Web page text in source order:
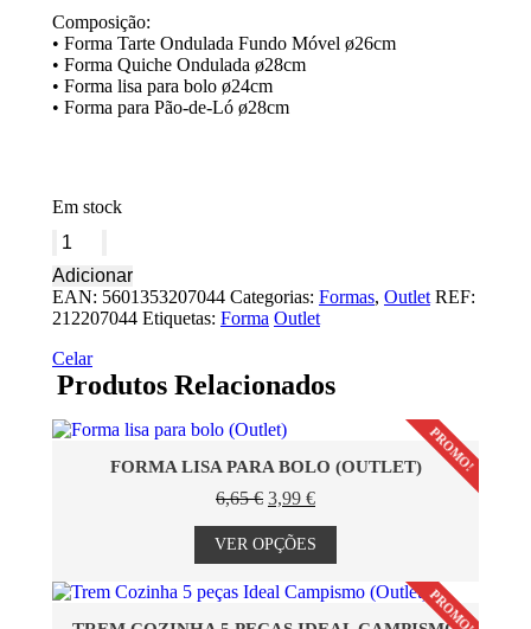
Composição:
• Forma Tarte Ondulada Fundo Móvel ø26cm
• Forma Quiche Ondulada ø28cm
• Forma lisa para bolo ø24cm
• Forma para Pão-de-Ló ø28cm
Em stock
Quantidade
Conjunto
4
Formas
Adicionar
EAN: 5601353207044 Categorias: Formas, Outlet REF:
212207044 Etiquetas: Forma Outlet
Celar
Produtos Relacionados
PROMO!
FORMA LISA PARA BOLO (OUTLET)
6,65€ O
original
era:
6,65 €.
3,99 €O
atual
é:
3,99 €.
VER OPÇÕES
has
multiple
variants.
The
PROMO!